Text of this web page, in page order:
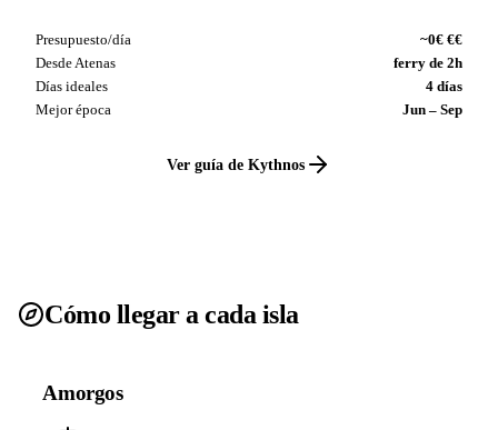
Presupuesto/día
~0€ €€
Desde Atenas
ferry de 2h
Días ideales
4 días
Mejor época
Jun – Sep
Ver guía de Kythnos
Cómo llegar a cada isla
Amorgos